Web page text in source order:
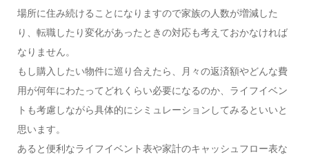
場所に住み続けることになりますので家族の人数が増減した
り、転職したり変化があったときの対応も考えておかなければ
なりません。
もし購入したい物件に巡り合えたら、月々の返済額やどんな費
用が何年にわたってどれくらい必要になるのか、ライフイベン
トも考慮しながら具体的にシミュレーションしてみるといいと
思います。
あると便利なライフイベント表や家計のキャッシュフロー表な